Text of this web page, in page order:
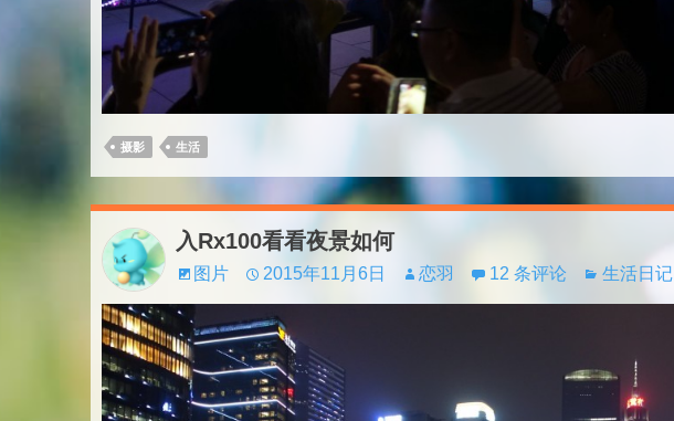
摄影 生活
入Rx100看看夜景如何
图片 2015年11月6日 恋羽 12 条评论 生活日记